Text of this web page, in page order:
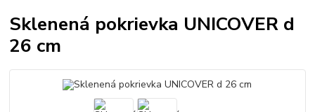
Sklenená pokrievka UNICOVER d
26 cm